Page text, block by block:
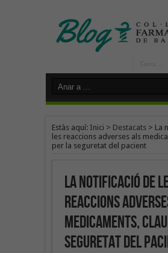
Estàs aquí: Inici > Destacats> La
les reaccions adverses als
per la seguretat del pacient
La notificació de
reaccions
medicaments,
seguretat del